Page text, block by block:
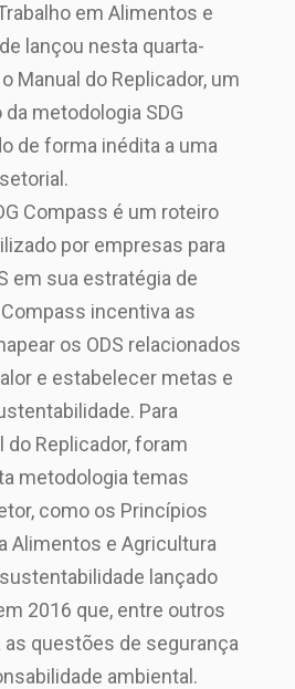
em Alimentos e
lançou nesta quarta-
Manual do Replicador, um
metodologia SDG
de forma inédita a uma
Compass é um roteiro
por empresas para
em sua estratégia de
incentiva as
os ODS relacionados
e estabelecer metas e
Para
do Replicador, foram
metodologia temas
como os Princípios
Alimentos e Agricultura
lançado
2016 que, entre outros
as questões de segurança
ambiental.